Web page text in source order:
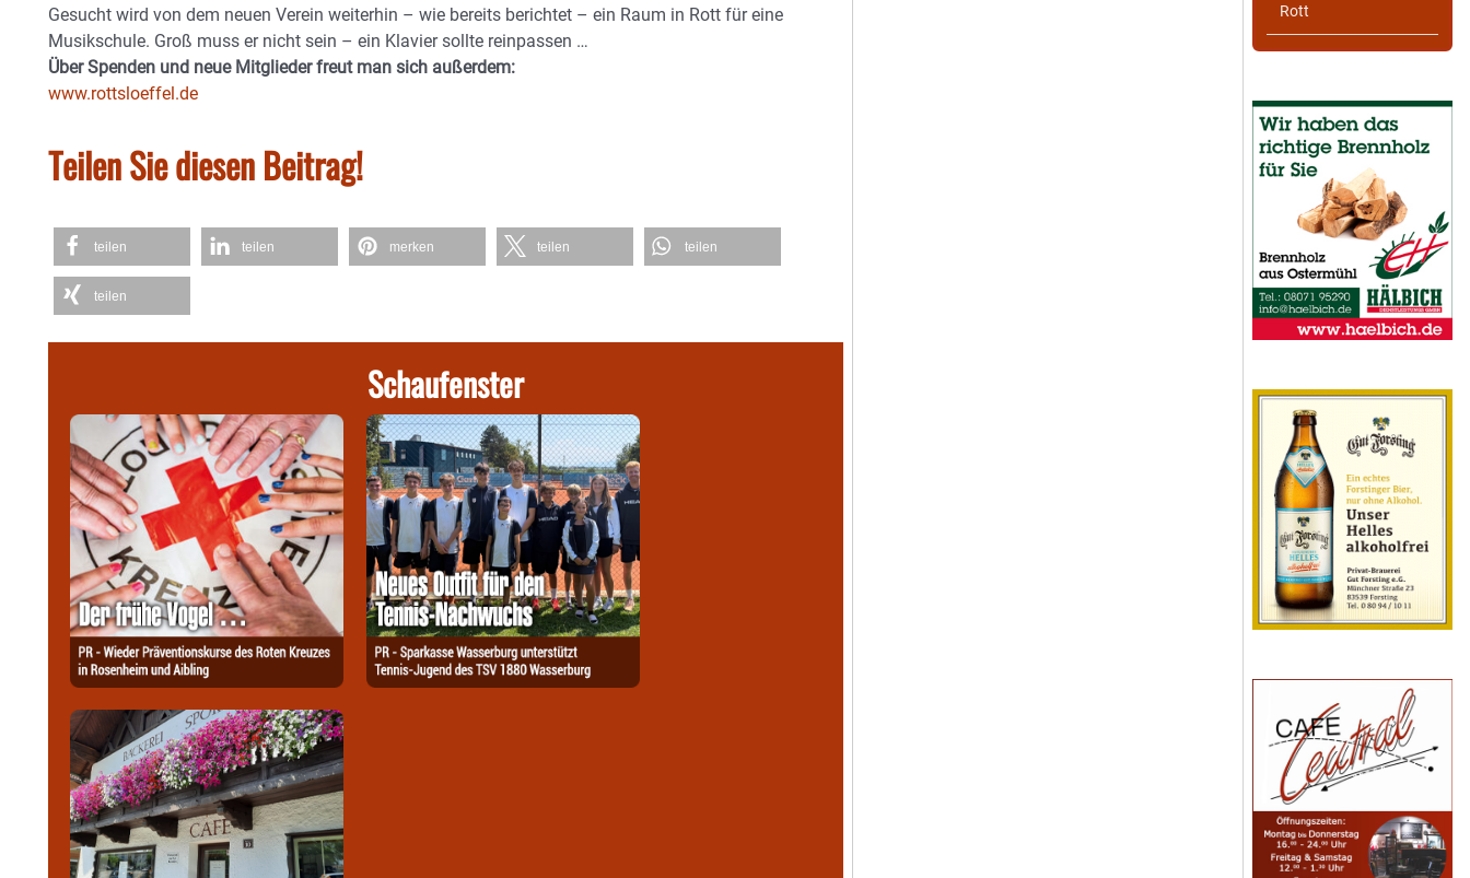
Gesucht wird von dem neuen Verein weiterhin – wie bereits berichtet – ein Raum in Rott für eine
Musikschule. Groß muss er nicht sein – ein Klavier sollte reinpassen …
Über Spenden und neue Mitglieder freut man sich außerdem:
www.rottsloeffel.de
Teilen Sie diesen Beitrag!
teilen teilen merken teilen teilen
teilen
Schaufenster
Rott